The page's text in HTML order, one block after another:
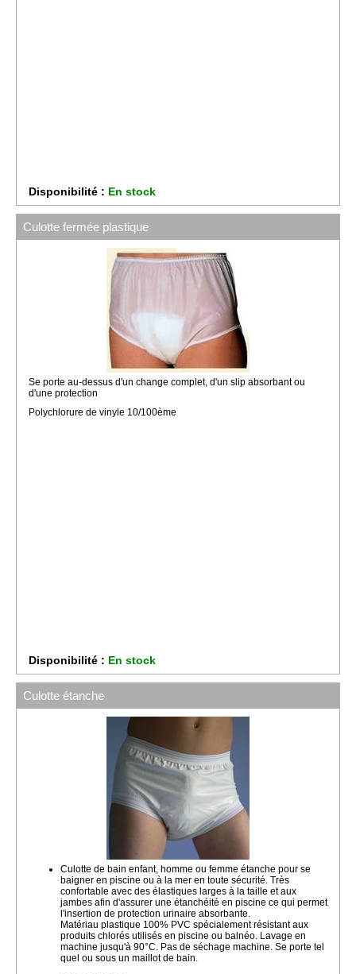
Disponibilité : En stock
Culotte fermée plastique
Se porte au-dessus d'un change complet, d'un slip absorbant ou
d'une protection
Polychlorure de vinyle 10/100ème
Disponibilité : En stock
Culotte étanche
Culotte de bain enfant, homme ou femme étanche pour se
baigner en piscine ou à la mer en toute sécurité. Très
confortable avec des élastiques larges à la taille et aux
jambes afin d'assurer une étanchéité en piscine ce qui permet
l'insertion de protection urinaire absorbante.
Matériau plastique 100% PVC spécialement résistant aux
produits chlorés utilisés en piscine ou balnéo. Lavage en
machine jusqu'à 90°C. Pas de séchage machine. Se porte tel
quel ou sous un maillot de bain.